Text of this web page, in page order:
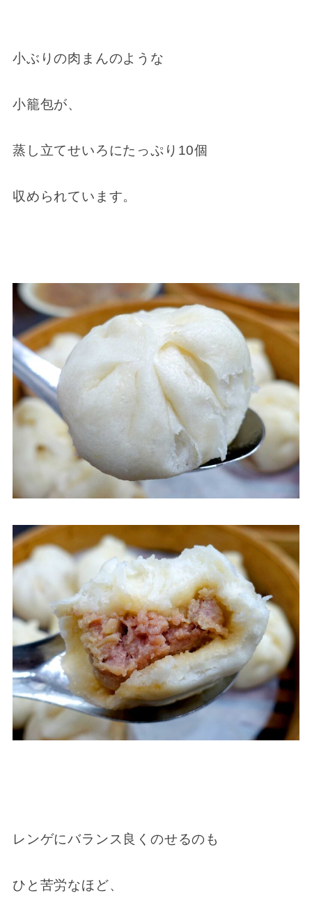
小ぶりの肉まんのような
小籠包が、
蒸し立てせいろにたっぷり10個
収められています。
レンゲにバランス良くのせるのも
ひと苦労なほど、